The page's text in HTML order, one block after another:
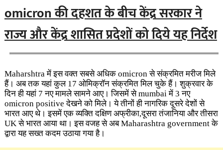
omicron की दहशत के बीच केंद्र सरकार ने
राज्य और केंद्र शासित प्रदेशों को दिये यह निर्देश
Maharshtra में इस वक्त सबसे अधिक omicron से संक्रमित मरीज मिले
हैं। अब तक यहां कुल 17 ओमिक्रॉन संक्रमित मिल चुके हैं। शुक्रवार के
दिन ही यहां 7 नए मामले सामने आए। जिसमें से mumbai में 3 नए
omicron positive देखने को मिले। ये तीनों ही नागरिक दूसरे देशों से
भारत आए थे। इसमें एक व्यक्ति दक्षिण अफ्रीका,दूसरा तंजानिया और तीसरा
UK से भारत आया था। इस वजह से अब Maharashtra government के
द्वारा यह सख्त कदम उठाया गया है।